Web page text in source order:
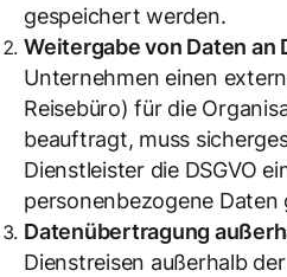
gespeichert werden.
Weitergabe von Daten an
Unternehmen einen
Reisebüro) für die
beauftragt, muss
Dienstleister die DSGVO
personenbezogene
Datenübertragung
Dienstreisen außerhalb